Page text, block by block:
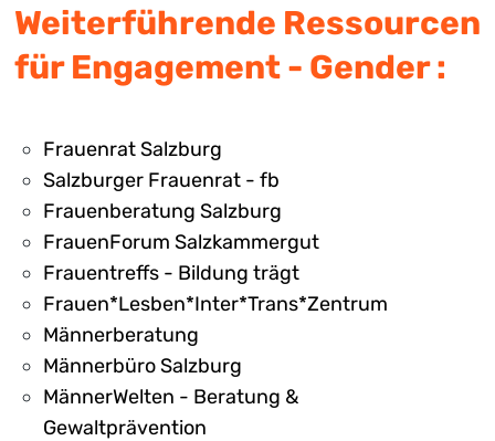
Weiterführende Ressourcen
für Engagement - Gender :
Frauenrat Salzburg
Salzburger Frauenrat - fb
Frauenberatung Salzburg
FrauenForum Salzkammergut
Frauentreffs - Bildung trägt
Frauen*Lesben*Inter*Trans*Zentrum
Männerberatung
Männerbüro Salzburg
MännerWelten - Beratung &
Gewaltprävention